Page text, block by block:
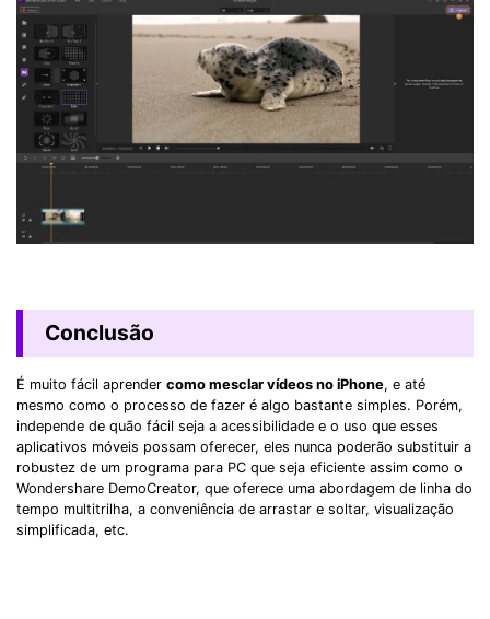
Conclusão
É muito fácil aprender como mesclar vídeos no iPhone, e até
mesmo como o processo de fazer é algo bastante simples. Porém,
independe de quão fácil seja a acessibilidade e o uso que esses
aplicativos móveis possam oferecer, eles nunca poderão substituir a
robustez de um programa para PC que seja eficiente assim como o
Wondershare DemoCreator, que oferece uma abordagem de linha do
tempo multitrilha, a conveniência de arrastar e soltar, visualização
simplificada, etc.